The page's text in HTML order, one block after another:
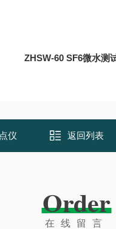
ZHSW-60 SF6微水测
仪 返回列表
Order
在线留言